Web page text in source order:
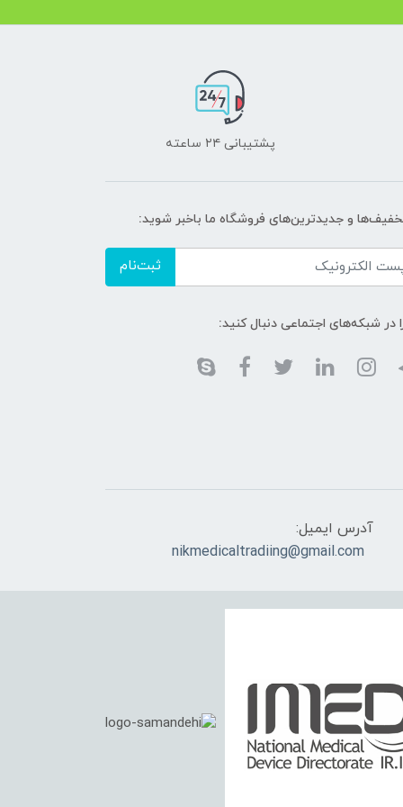
پشتیبانی ۲۴ ساعته
و جدیدترین‌های فروشگاه ما باخبر شوید:
ثبت‌نام
در شبکه‌های اجتماعی دنبال کنید:
آدرس ایمیل:
nikmedicaltradiing@gmail.com